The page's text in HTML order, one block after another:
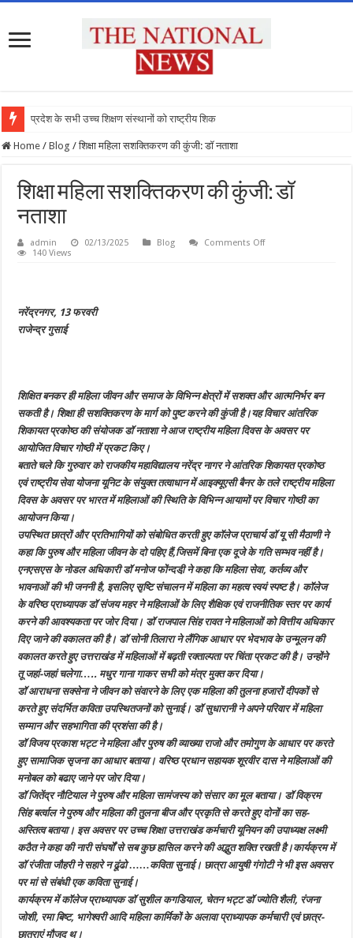
प्रदेश के सभी उच्च शिक्षण संस्थानों को राष्ट्रीय शिक्षा
Home / Blog / शिक्षा महिला सशक्तिकरण की कुंजी: डॉ नताशा
शिक्षा महिला सशक्तिकरण की कुंजी: डॉ
नताशा
admin 02/13/2025 Blog Comments Offon
140 Views
नरेंद्रनगर, 13 फरवरी
राजेन्द्र गुसाई
शिक्षित बनकर ही महिला जीवन और समाज के विभिन्न क्षेत्रों में सशक्त और आत्मनिर्भर बन
सकती है। शिक्षा ही सशक्तिकरण के मार्ग को पुष्ट करने की कुंजी है।यह विचार आंतरिक
शिकायत प्रकोष्ठ की संयोजक डॉ नताशा ने आज राष्ट्रीय महिला दिवस के अवसर पर
आयोजित विचार गोष्ठी में प्रकट किए।
बताते चले कि गुरुवार को राजकीय महाविद्यालय नरेंद्र नागर ने आंतरिक शिकायत प्रकोष्ठ
एवं राष्ट्रीय सेवा योजना यूनिट के संयुक्त तत्वाधान में आइक्यूएसी बैनर के तले राष्ट्रीय महिला
दिवस के अवसर पर भारत में महिलाओं की स्थिति के विभिन्न आयामों पर विचार गोष्ठी का
आयोजन किया।
उपस्थित छात्रों और प्रतिभागियों को संबोधित करती हुए कॉलेज प्राचार्य डॉ यू सी मैठाणी ने
कहा कि पुरुष और महिला जीवन के दो पहिए हैं,जिसमें बिना एक दूजे के गति सम्भव नहीं है।
एनएसएस के नोडल अधिकारी डॉ मनोज फोंन्दडी़ ने कहा कि महिला सेवा, कर्तव्य और
भावनाओं की भी जननी है, इसलिए सृष्टि संचालन में महिला का महत्व स्वयं स्पष्ट है। कॉलेज
के वरिष्ठ प्राध्यापक डॉ संजय महर ने महिलाओं के लिए शैक्षिक एवं राजनीतिक स्तर पर कार्य
करने की आवश्यकता पर जोर दिया। डॉ राजपाल सिंह रावत ने महिलाओं को वित्तीय अधिकार
दिए जाने की वकालत की है। डॉ सोनी तिलारा ने लैंगिक आधार पर भेदभाव के उन्मूलन की
वकालत करते हुए उत्तराखंड में महिलाओं में बढ़ती रक्ताल्पता पर चिंता प्रकट की है। उन्होंने
तू जहां-जहां चलेगा….. मधुर गाना गाकर सभी को मंत्र मुक्त कर दिया।
डॉ आराधना सक्सेना ने जीवन को संवारने के लिए एक महिला की तुलना हजारों दीपकों से
करते हुए संदर्भित कविता उपस्थितजनों को सुनाई। डॉ सुधारानी ने अपने परिवार में महिला
सम्मान और सहभागिता की प्रशंसा की है।
डॉ विजय प्रकाश भट्ट ने महिला और पुरुष की व्याख्या राजो और तमोगुण के आधार पर करते
हुए सामाजिक सृजना का आधार बताया। वरिष्ठ प्रधान सहायक शूरवीर दास ने महिलाओं की
मनोबल को बढाए जाने पर जोर दिया।
डॉ जितेंद्र नौटियाल ने पुरुष और महिला सामंजस्य को संसार का मूल बताया। डॉ विक्रम
सिंह बर्त्वाल ने पुरुष और महिला की तुलना बीज और प्रकृति से करते हुए दोनों का सह-
अस्तित्व बताया। इस अवसर पर उच्च शिक्षा उत्तराखंड कर्मचारी यूनियन की उपाध्यक्ष लक्ष्मी
कठैत ने कहा की नारी संघर्षों से सब कुछ हासिल करने की अद्भुत शक्ति रखती है।कार्यक्रम में
डॉ रंजीता जौहरी ने सहारे न ढूंढो ……कविता सुनाई। छात्रा आयुषी गंगोटी ने भी इस अवसर
पर मां से संबंधी एक कविता सुनाई।
कार्यक्रम में कॉलेज प्राध्यापक डॉ सुशील कगडियाल, चेतन भट्ट डॉ ज्योति शैली, रंजना
जोशी, रमा बिष्ट, भागेश्वरी आदि महिला कार्मिकों के अलावा प्राध्यापक कर्मचारी एवं छात्र-
छात्राएं मौजूद थ।